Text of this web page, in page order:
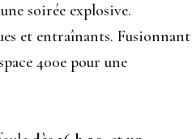
soirée explosive.
et entraînants. Fusionnant
400e pour une